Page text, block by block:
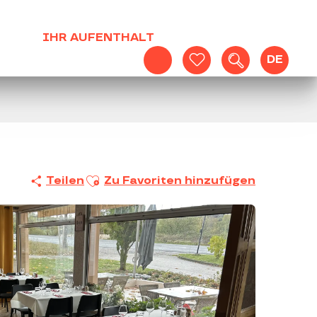
Voir les favoris
Suche
DE
IHR AUFENTHALT
Teilen Ajouter aux favoris
Zu Favoriten hinzufügen